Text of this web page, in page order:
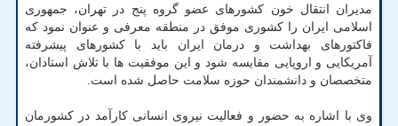
مدیران انتقال خون کشورهای عضو گروه پنج در تهران، جمهوری
اسلامی ایران را کشوری موفق در منطقه معرفی و عنوان نمود که
فاکتورهای بهداشت و درمان ایران باید با کشورهای پیشرفته
آمریکایی و اروپایی مقایسه شود و این موفقیت ها با تلاش استادان،
متخصصان و دانشمندان حوزه سلامت حاصل شده است.
وی با اشاره به حضور و فعالیت نیروی انسانی کارآمد در کشورمان